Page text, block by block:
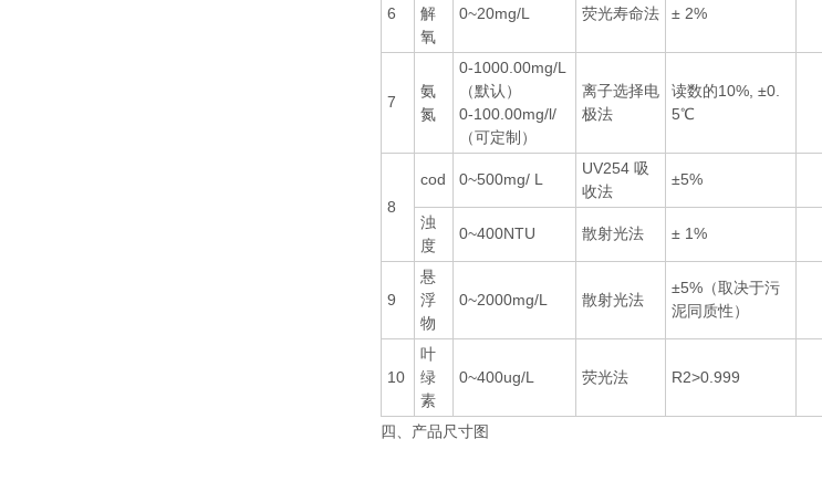
6
解
氧
0~20mg/L 荧光寿命法 ± 2%
7
氨
氮
0-1000.00mg/L
（默认）
0-100.00mg/l/
（可定制）
离子选择电
极法
读数的10%, ±0.
5℃
8
cod 0~500mg/ L
UV254 吸
收法
±5%
浊
度
0~400NTU 散射光法 ± 1%
9
悬
浮
物
0~2000mg/L 散射光法
±5%（取决于污
泥同质性）
10
叶
绿
素
0~400ug/L 荧光法 R2>0.999
四、产品尺寸图